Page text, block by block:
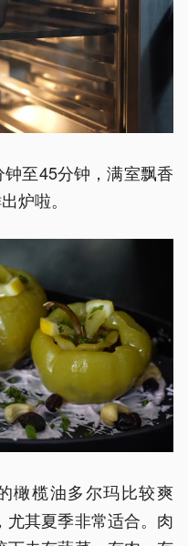
至45分钟，满室飘香
炉啦。
橄榄油多尔玛比较爽
尤其夏季非常适合。肉